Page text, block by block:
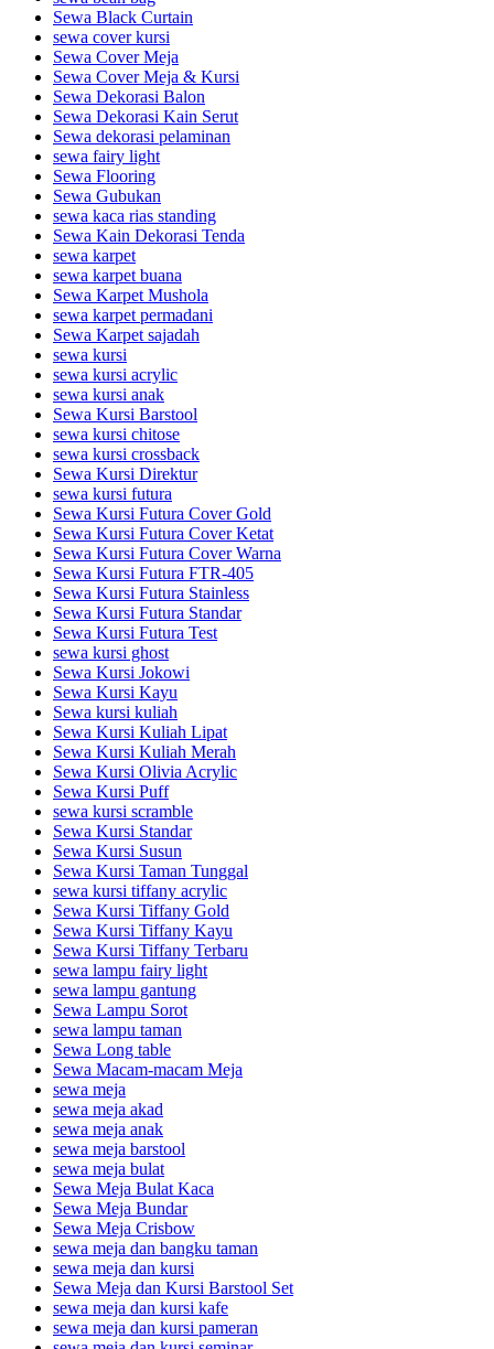
Sewa Black Curtain
sewa cover kursi
Sewa Cover Meja
Sewa Cover Meja & Kursi
Sewa Dekorasi Balon
Sewa Dekorasi Kain Serut
Sewa dekorasi pelaminan
sewa fairy light
Sewa Flooring
Sewa Gubukan
sewa kaca rias standing
Sewa Kain Dekorasi Tenda
sewa karpet
sewa karpet buana
Sewa Karpet Mushola
sewa karpet permadani
Sewa Karpet sajadah
sewa kursi
sewa kursi acrylic
sewa kursi anak
Sewa Kursi Barstool
sewa kursi chitose
sewa kursi crossback
Sewa Kursi Direktur
sewa kursi futura
Sewa Kursi Futura Cover Gold
Sewa Kursi Futura Cover Ketat
Sewa Kursi Futura Cover Warna
Sewa Kursi Futura FTR-405
Sewa Kursi Futura Stainless
Sewa Kursi Futura Standar
Sewa Kursi Futura Test
sewa kursi ghost
Sewa Kursi Jokowi
Sewa Kursi Kayu
Sewa kursi kuliah
Sewa Kursi Kuliah Lipat
Sewa Kursi Kuliah Merah
Sewa Kursi Olivia Acrylic
Sewa Kursi Puff
sewa kursi scramble
Sewa Kursi Standar
Sewa Kursi Susun
Sewa Kursi Taman Tunggal
sewa kursi tiffany acrylic
Sewa Kursi Tiffany Gold
Sewa Kursi Tiffany Kayu
Sewa Kursi Tiffany Terbaru
sewa lampu fairy light
sewa lampu gantung
Sewa Lampu Sorot
sewa lampu taman
Sewa Long table
Sewa Macam-macam Meja
sewa meja
sewa meja akad
sewa meja anak
sewa meja barstool
sewa meja bulat
Sewa Meja Bulat Kaca
Sewa Meja Bundar
Sewa Meja Crisbow
sewa meja dan bangku taman
sewa meja dan kursi
Sewa Meja dan Kursi Barstool Set
sewa meja dan kursi kafe
sewa meja dan kursi pameran